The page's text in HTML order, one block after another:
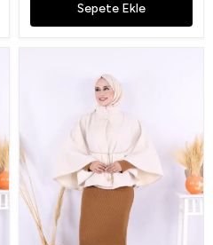
Sepete Ekle